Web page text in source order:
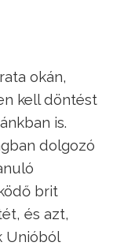
okán,
kell döntést
is.
dolgozó
brit
és azt,
Unióból